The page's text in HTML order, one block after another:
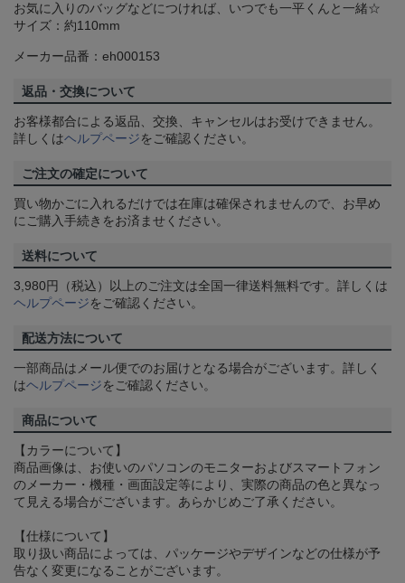
お気に入りのバッグなどにつければ、いつでも一平くんと一緒☆
サイズ：約110mm
メーカー品番：eh000153
返品・交換について
お客様都合による返品、交換、キャンセルはお受けできません。
詳しくはヘルプページをご確認ください。
ご注文の確定について
買い物かごに入れるだけでは在庫は確保されませんので、お早め
にご購入手続きをお済ませください。
送料について
3,980円（税込）以上のご注文は全国一律送料無料です。詳しくは
ヘルプページをご確認ください。
配送方法について
一部商品はメール便でのお届けとなる場合がございます。詳しく
はヘルプページをご確認ください。
商品について
【カラーについて】
商品画像は、お使いのパソコンのモニターおよびスマートフォン
のメーカー・機種・画面設定等により、実際の商品の色と異なっ
て見える場合がございます。あらかじめご了承ください。
【仕様について】
取り扱い商品によっては、パッケージやデザインなどの仕様が予
告なく変更になることがございます。